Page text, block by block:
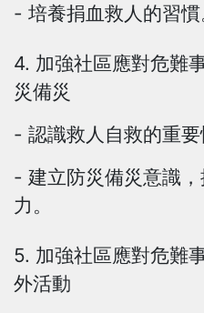
- 培養捐血救人的習慣
4. 加強社區應對危難
災備災
- 認識救人自救的重要
- 建立防災備災意識
力。
5. 加強社區應對危難
外活動